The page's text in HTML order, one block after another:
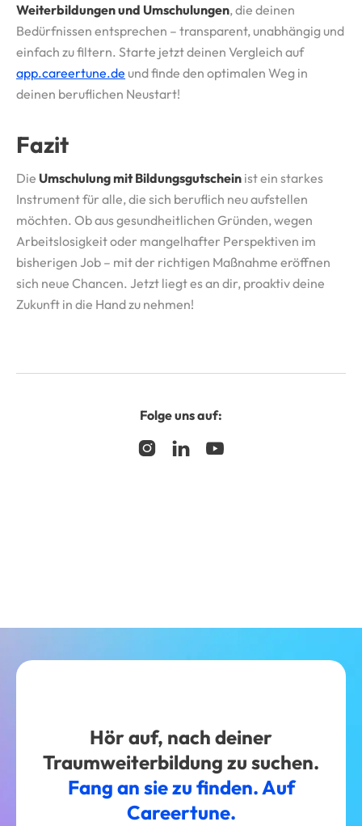
Weiterbildungen und Umschulungen, die deinen
Bedürfnissen entsprechen – transparent, unabhängig und
einfach zu filtern. Starte jetzt deinen Vergleich auf
app.careertune.de und finde den optimalen Weg in
deinen beruflichen Neustart!
Fazit
Die Umschulung mit Bildungsgutschein ist ein starkes
Instrument für alle, die sich beruflich neu aufstellen
möchten. Ob aus gesundheitlichen Gründen, wegen
Arbeitslosigkeit oder mangelhafter Perspektiven im
bisherigen Job – mit der richtigen Maßnahme eröffnen
sich neue Chancen. Jetzt liegt es an dir, proaktiv deine
Zukunft in die Hand zu nehmen!
Folge uns auf:
  
Hör auf, nach deiner
Traumweiterbildung zu suchen.
Fang an sie zu finden. Auf
Careertune.